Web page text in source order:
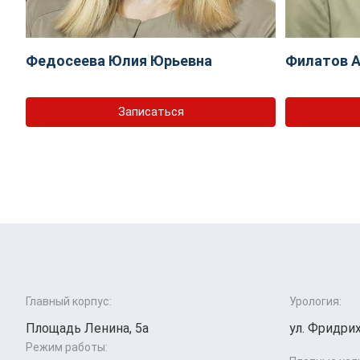
Федосеева Юлия Юрьевна
Записаться
Филатов
Главный корпус:
Площадь Ленина, 5а
Режим работы:
Урология:
ул.